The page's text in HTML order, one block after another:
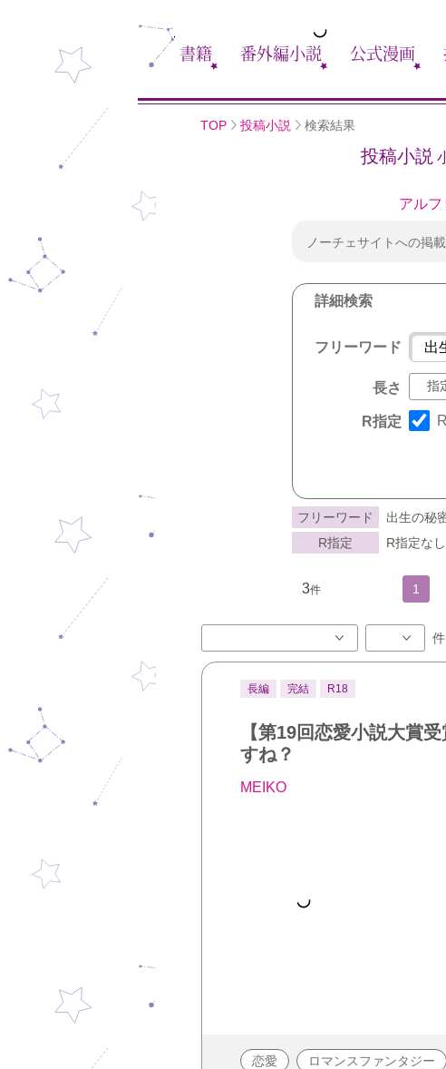
書籍 番外編小説 公式漫画
TOP 投稿小説 検索結果
投稿小説
アルフ
ノーチェサイトへの掲
詳細検索
フリーワード
長さ
R指定
フリーワード
出生の秘
R指定
R指定な
3件 1
件
長編 完結 R18
【第19回恋愛小説大賞
すね？
MEIKO
恋愛 ロマンスファンタジー